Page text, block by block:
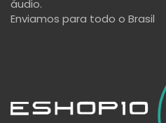
áudio.
Enviamos para todo o Brasil